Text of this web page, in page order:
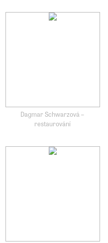
Dagmar Schwarzová –
restaurování